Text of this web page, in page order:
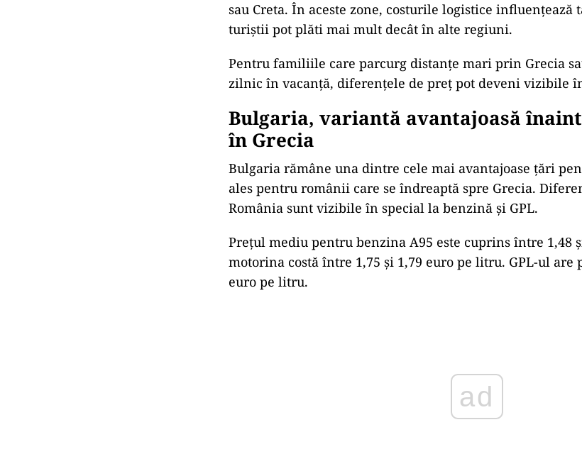
sau Creta. În aceste zone, costurile logistice
turiștii pot plăti mai mult decât în alte regiuni.
Pentru familiile care parcurg distanțe mari prin Grecia
zilnic în vacanță, diferențele de preț pot deveni vizibile
Bulgaria, variantă avantajoasă
în Grecia
Bulgaria rămâne una dintre cele mai avantajoase țări
ales pentru românii care se îndreaptă spre Grecia.
România sunt vizibile în special la benzină și GPL.
Prețul mediu pentru benzina A95 este cuprins între 1,48
motorina costă între 1,75 și 1,79 euro pe litru. GPL-ul are
euro pe litru.
ad